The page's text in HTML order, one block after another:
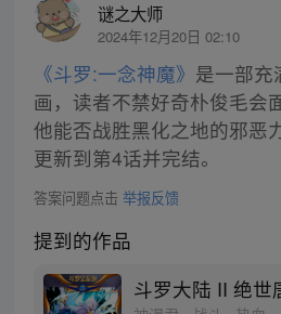
谜之大师
2024年12月20日 02:10
《斗罗:一念神魔》 是一部充
画，读者不禁好奇朴俊毛会
他能否战胜黑化之地的邪恶
更新到第4话并完结。
答案问题点击 举报反馈
提到的作品
斗罗大陆 II 绝世